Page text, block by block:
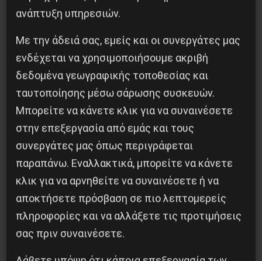
Η Eπανάσταση της 19 Ιουλίου 1936 στην
Iσπανία
5 Αυγούστου 2026
ανάπτυξη υπηρεσιών.
Με την άδειά σας, εμείς και οι συνεργάτες μας
ενδέχεται να χρησιμοποιήσουμε ακριβή
δεδομένα γεωγραφικής τοποθεσίας και
ταυτοποίησης μέσω σάρωσης συσκευών.
Μπορείτε να κάνετε κλικ για να συναινέσετε
στην επεξεργασία από εμάς και τους
συνεργάτες μας όπως περιγράφεται
παραπάνω. Εναλλακτικά, μπορείτε να κάνετε
κλικ για να αρνηθείτε να συναινέσετε ή να
αποκτήσετε πρόσβαση σε πιο λεπτομερείς
πληροφορίες και να αλλάξετε τις προτιμήσεις
σας πριν συναινέσετε.